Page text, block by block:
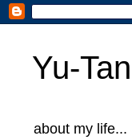
Yu-
about my life...